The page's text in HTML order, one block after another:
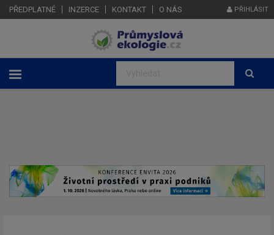
PŘEDPLATNÉ INZERCE KONTAKT O NÁS PŘIHLÁSIT